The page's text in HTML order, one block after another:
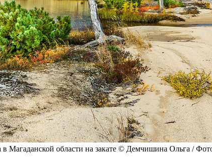
Магаданской области на закате © Демчишина Ольга /